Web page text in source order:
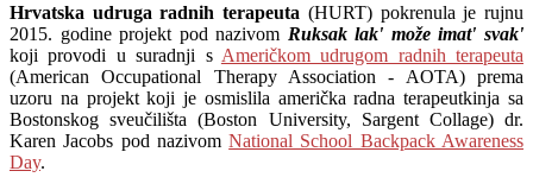
Hrvatska udruga radnih terapeuta (HURT) pokrenula je rujnu
2015. godine projekt pod nazivom Ruksak lak' može imat' svak'
koji provodi u suradnji s Američkom udrugom radnih terapeuta
(American Occupational Therapy Association - AOTA) prema
uzoru na projekt koji je osmislila američka radna terapeutkinja sa
Bostonskog sveučilišta (Boston University, Sargent Collage) dr.
Karen Jacobs pod nazivomNational School Backpack Awareness
Day.